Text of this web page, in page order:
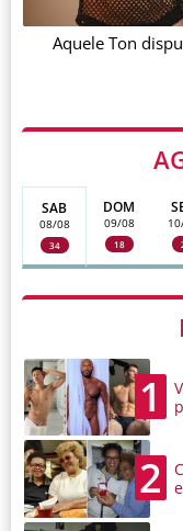
SAB
08/08
34
DOM
09/08
18
1
2
Aquele Ton